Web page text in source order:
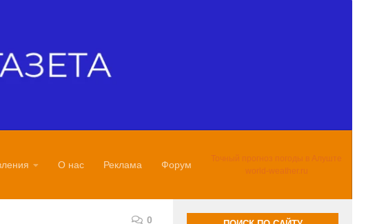
О нас Реклама Форум
Точный прогноз погоды в Алуште
world-weather.ru
0